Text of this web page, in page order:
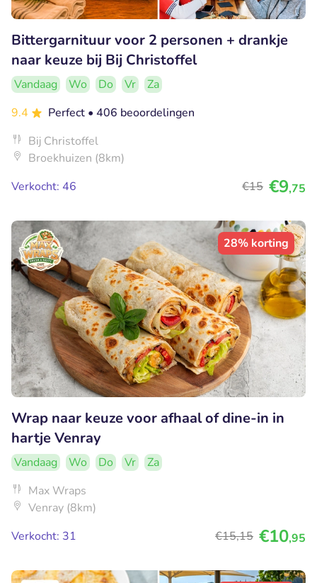
Bittergarnituur voor 2 personen + drankje
naar keuze bij Bij Christoffel
Vandaag Wo Do Vr
Za
9.4
Perfect • 406 beoordelingen
Bij Christoffel
Broekhuizen (8km)
Verkocht: 46
€15 €9,75
28% korting
Wrap naar keuze voor afhaal of dine-in in
hartje Venray
Vandaag Wo Do Vr
Za
Max Wraps
Venray (8km)
Verkocht: 31
€15,15 €10,95